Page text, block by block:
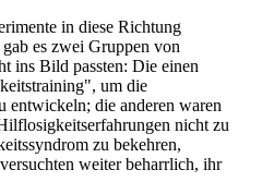
in diese Richtung
es zwei Gruppen von
ins Bild passten: Die einen
um die
entwickeln; die anderen waren
nicht zu
zu bekehren,
weiter beharrlich, ihr